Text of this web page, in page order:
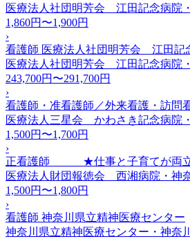
医療法人社団明芳会 江田記念病院
1,860円〜1,900円
›
看護師 医療法人社団明芳会 江田記
医療法人社団明芳会 江田記念病院
243,700円〜291,700円
›
看護師・准看護師／外来看護・訪
医療法人三星会 かわさき記念病院
1,500円〜1,700円
›
正看護師 ★仕事と子育てが両立
医療法人財団報徳会 西湘病院・神
1,500円〜1,800円
›
看護師 神奈川県立精神医療センター
神奈川県立精神医療センター・神奈